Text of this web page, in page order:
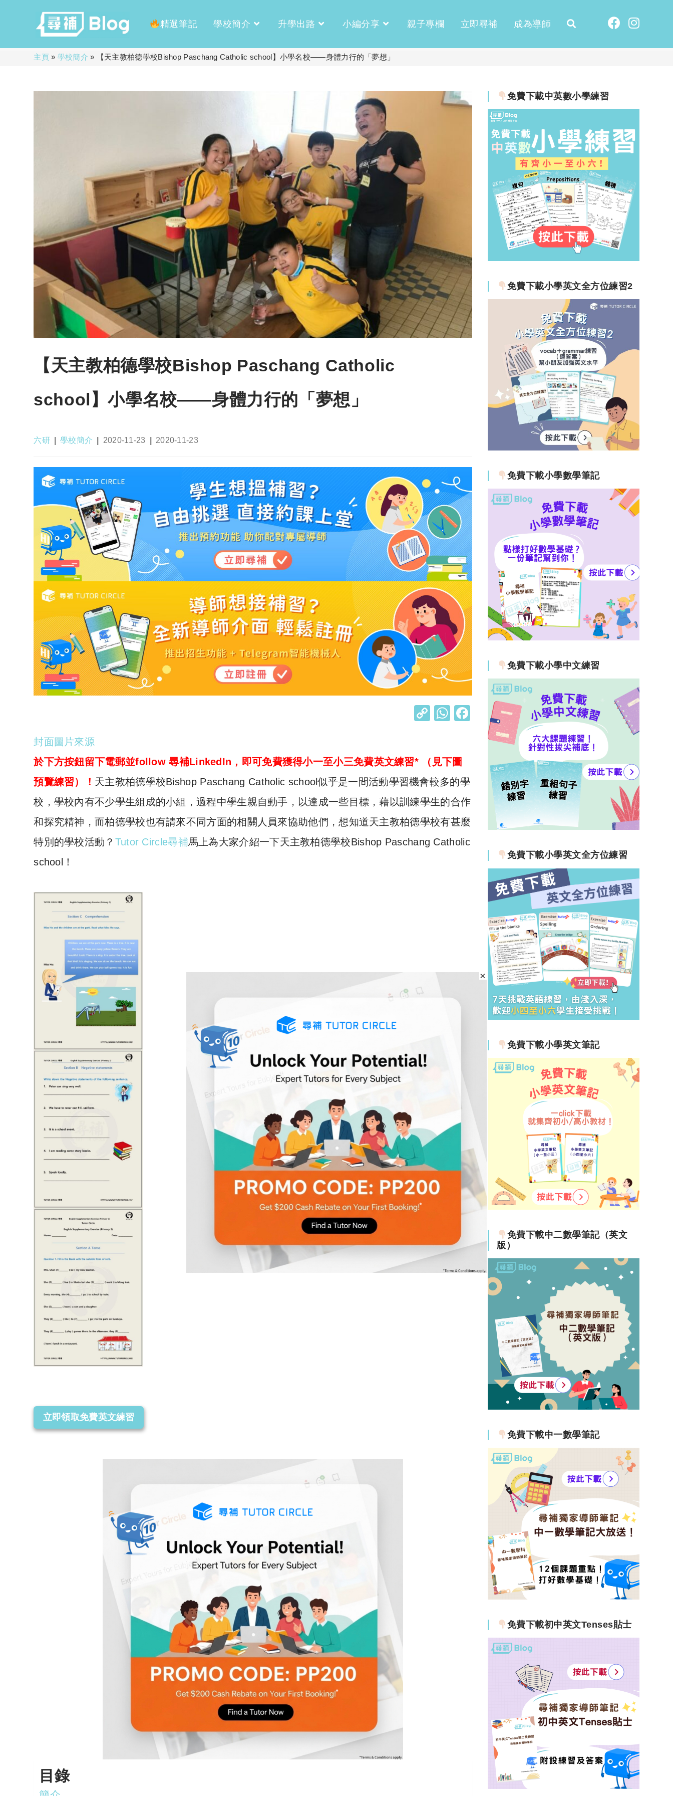
精選筆記 學校簡介 升學出路 小編分享 親子專欄 立即尋補 成為導師
主頁» 學校簡介 » 【天主教柏德學校Bishop Paschang Catholic school】小學名校——身體力行的「夢想」
【天主教柏德學校Bishop Paschang Catholic
school】小學名校——身體力行的「夢想」
Post
六研
Post
學校簡介
Post
2020-11-23
Post
2020-11-23
C
y
Li
n
k
W
s
A
p
p
封面圖片來源
於下方按鈕留下電郵並follow 尋補LinkedIn，即可免費獲得小一至小三免費英文練習* （見下圖
預覽練習）！ 天主教柏德學校Bishop Paschang Catholic school似乎是一間活動學習機會較多的學
校，學校內有不少學生組成的小組，過程中學生親自動手，以達成一些目標，藉以訓練學生的合作
和探究精神，而柏德學校也有請來不同方面的相關人員來協助他們，想知道天主教柏德學校有甚麼
特別的學校活動？ Tutor Circle尋補馬上為大家介紹一下天主教柏德學校Bishop Paschang Catholic
school！
立即領取免費英文練習
目錄
免費下載中英數小學練習
免費下載小學英文全方位練習2
免費下載小學數學筆記
免費下載小學中文練習
免費下載小學英文全方位練習
免費下載小學英文筆記
免費下載中二數學筆記（英文
版）
免費下載中一數學筆記
免費下載初中英文Tenses貼士